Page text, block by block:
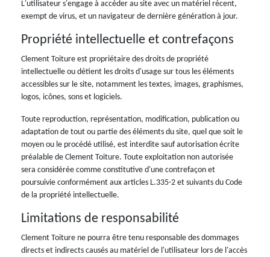
L'utilisateur s'engage à accéder au site avec un matériel récent,
exempt de virus, et un navigateur de dernière génération à jour.
Propriété intellectuelle et contrefaçons
Clement Toiture est propriétaire des droits de propriété
intellectuelle ou détient les droits d'usage sur tous les éléments
accessibles sur le site, notamment les textes, images, graphismes,
logos, icônes, sons et logiciels.
Toute reproduction, représentation, modification, publication ou
adaptation de tout ou partie des éléments du site, quel que soit le
moyen ou le procédé utilisé, est interdite sauf autorisation écrite
préalable de Clement Toiture. Toute exploitation non autorisée
sera considérée comme constitutive d'une contrefaçon et
poursuivie conformément aux articles L.335-2 et suivants du Code
de la propriété intellectuelle.
Limitations de responsabilité
Clement Toiture ne pourra être tenu responsable des dommages
directs et indirects causés au matériel de l'utilisateur lors de l'accès